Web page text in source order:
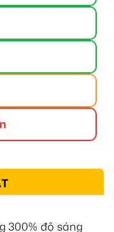
300% độ sáng